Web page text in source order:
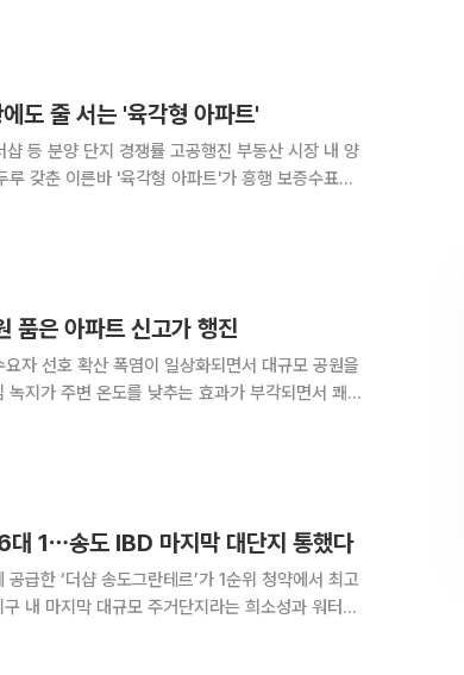
드림파크 건립공사
도 줄 서는 '육각형 아파트'
지 경쟁률 고공행진 부동산 시장 내 양
갖춘 이른바 '육각형 아파트'가 흥행 보증수표로
품은 아파트 신고가 행진
되면서 대규모 공원을
지가 주변 온도를 낮추는 효과가 부각되면서 쾌
'송도 더샵 센
대 1⋯송도 IBD 마지막 대단지 통했다
급한 ‘더샵 송도그란테르’가 1순위 청약에서 최고
내 마지막 대규모 주거단지라는 희소성과 워터프
위 해당지역